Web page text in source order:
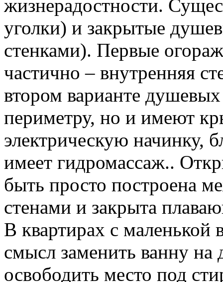
жизнерадостности.
уголки) и закрытые
стенками). Первые
частично – внутренняя
втором варианте
периметру, но и имеют
электрическую начинку,
имеет гидромассаж..
быть просто построена
стенами и закрыта
В квартирах с маленькой
смысл заменить ванну
освободить место под